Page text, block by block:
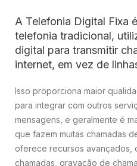
A Telefonia Digital Fixa
telefonia tradicional,
digital para transmitir
internet, em vez de
Isso proporciona maior
para integrar com outros
mensagens, e geralmente é
que fazem muitas chamadas
oferece recursos avançados,
chamadas, gravação de